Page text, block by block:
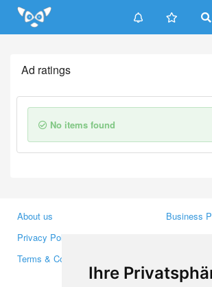
Ihre
Update cookies preferences
Ad ratings
No items found
About us
Privacy Policy
Terms & Conditions
Business
Media